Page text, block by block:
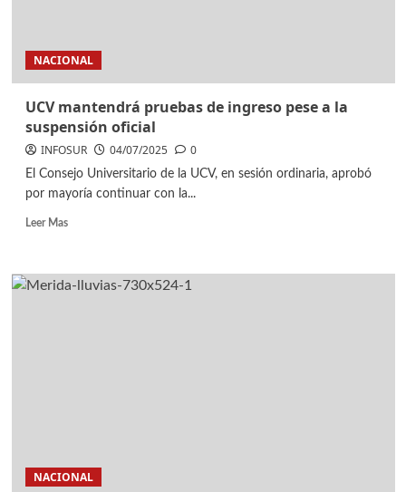
NACIONAL
UCV mantendrá pruebas de ingreso pese a la
suspensión oficial
INFOSUR 04/07/2025 0
El Consejo Universitario de la UCV, en sesión ordinaria, aprobó
por mayoría continuar con la...
Leer Mas
NACIONAL